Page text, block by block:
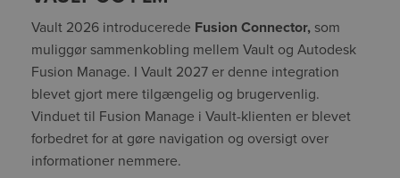
Vault 2026 introducerede Fusion Connector, som
muliggør sammenkobling mellem Vault og Autodesk
Fusion Manage. I Vault 2027 er denne integration
blevet gjort mere tilgængelig og brugervenlig.
Vinduet til Fusion Manage i Vault-klienten er blevet
forbedret for at gøre navigation og oversigt over
informationer nemmere.